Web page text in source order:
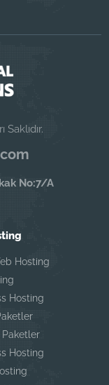
No:7/A
Hosting
Hosting
Paketler
Hosting